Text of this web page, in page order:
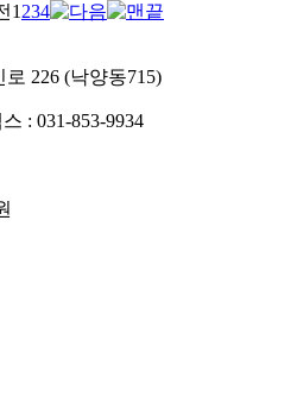
1 234
226 (낙양동715)
: 031-853-9934